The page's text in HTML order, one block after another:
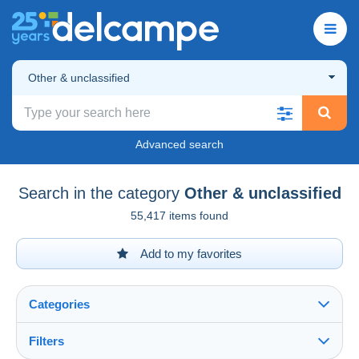
Other & unclassified
Advanced search
Search in the category Other & unclassified
55,417 items found
Add to my favorites
Categories
Filters